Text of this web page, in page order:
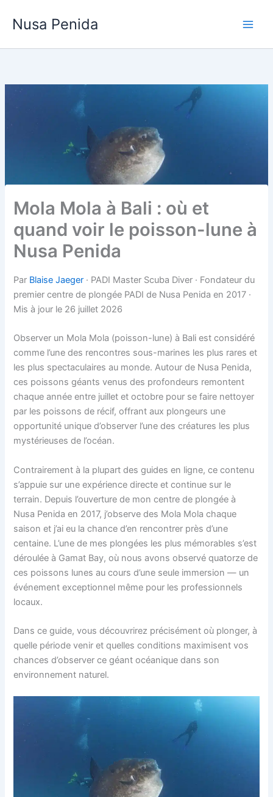
Nusa Penida
Mola Mola à Bali : où et
quand voir le poisson-lune à
Nusa Penida
Par Blaise Jaeger · PADI Master Scuba Diver · Fondateur du
premier centre de plongée PADI de Nusa Penida en 2017 ·
Mis à jour le 26 juillet 2026
Observer un Mola Mola (poisson-lune) à Bali est considéré
comme l’une des rencontres sous-marines les plus rares et
les plus spectaculaires au monde. Autour de Nusa Penida,
ces poissons géants venus des profondeurs remontent
chaque année entre juillet et octobre pour se faire nettoyer
par les poissons de récif, offrant aux plongeurs une
opportunité unique d’observer l’une des créatures les plus
mystérieuses de l’océan.
Contrairement à la plupart des guides en ligne, ce contenu
s’appuie sur une expérience directe et continue sur le
terrain. Depuis l’ouverture de mon centre de plongée à
Nusa Penida en 2017, j’observe des Mola Mola chaque
saison et j’ai eu la chance d’en rencontrer près d’une
centaine. L’une de mes plongées les plus mémorables s’est
déroulée à Gamat Bay, où nous avons observé quatorze de
ces poissons lunes au cours d’une seule immersion — un
événement exceptionnel même pour les professionnels
locaux.
Dans ce guide, vous découvrirez précisément où plonger, à
quelle période venir et quelles conditions maximisent vos
chances d’observer ce géant océanique dans son
environnement naturel.